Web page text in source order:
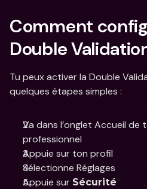
Comment
Double
Tu peux activer la Double
quelques étapes simples :
Va dans l’onglet Accueil de
professionnel
Appuie sur ton profil
Sélectionne Réglages
Appuie sur Sécurité